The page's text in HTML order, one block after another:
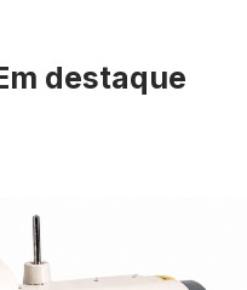
destaque